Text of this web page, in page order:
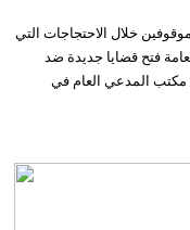
خلال الاحتجاجات التي
فتح قضايا جديدة ضد
المدعي العام في